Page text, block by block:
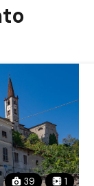
39 1